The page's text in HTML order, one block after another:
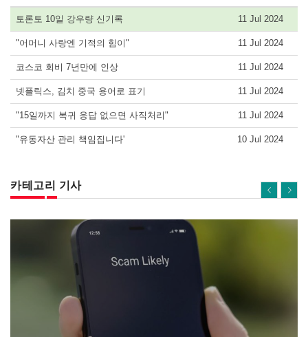
토론토 10일 강우량 신기록 11 Jul 2024
"어머니 사랑엔 기적의 힘이" 11 Jul 2024
코스코 회비 7년만에 인상 11 Jul 2024
넷플릭스, 김치 중국 용어로 표기 11 Jul 2024
"15일까지 복귀 응답 없으면 사직처리" 11 Jul 2024
"유동자산 관리 책임집니다' 10 Jul 2024
카테고리 기사